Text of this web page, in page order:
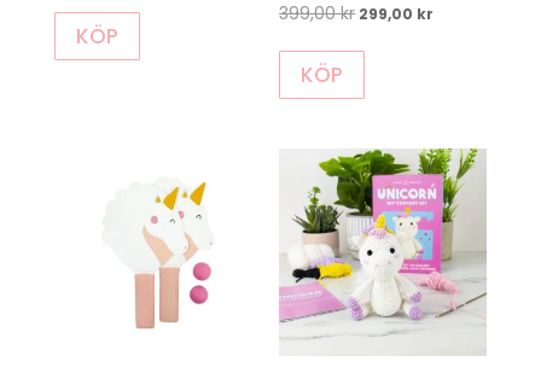
KÖP
399,00kr Det
var:
299,00 kr
KÖP